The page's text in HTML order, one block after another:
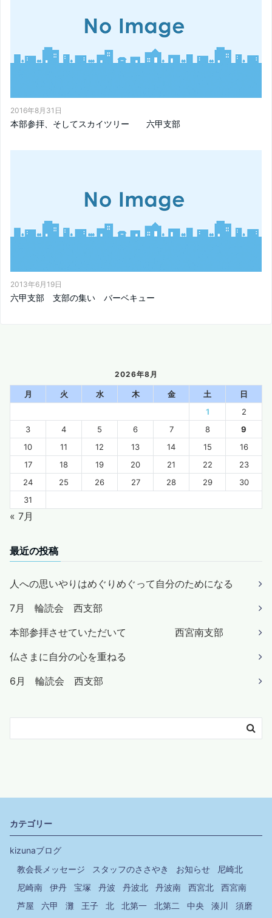
2016年8月31日
本部参拝、そしてスカイツリー 六甲支部
2013年6月19日
六甲支部 支部の集い バーベキュー
2026年8月
月 火 水 木 金 土
日
1
2
3
4 5 6 7 8
9
10
11 12 13 14 15
16
17
18 19 20 21 22
23
24
25 26 27 28 29
30
31
« 7月
最近の投稿
人への思いやりはめぐりめぐって自分のためになる
7月 輪読会 西支部
本部参拝させていただいて 西宮南支部
仏さまに自分の心を重ねる
6月 輪読会 西支部
カテゴリー
kizunaブログ
教会長メッセージ
スタッフのささやき お知らせ
尼崎北
尼崎南
伊丹 宝塚 丹波 丹波北 丹波南 西宮北
西宮南
芦屋
六甲 灘 王子 北 北第一 北第二 中央 湊川 須磨